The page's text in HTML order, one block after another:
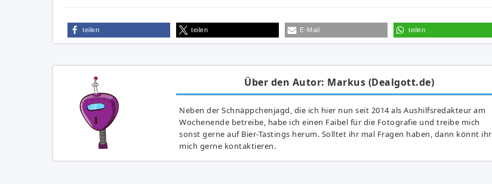
teilen teilen E-Mail teilen
Über den Autor: Markus (Dealgott.de)
Neben der Schnäppchenjagd, die ich hier nun seit 2014 als Aushilfsredakteur am
Wochenende betreibe, habe ich einen Faibel für die Fotografie und treibe mich
sonst gerne auf Bier-Tastings herum. Solltet ihr mal Fragen haben, dann könnt ihr
mich gerne kontaktieren.